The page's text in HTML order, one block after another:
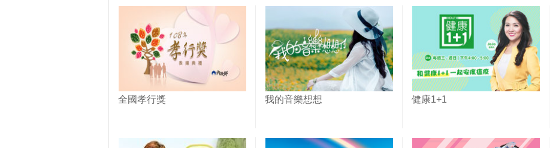
全國孝行獎 我的音樂想想 健康1+1